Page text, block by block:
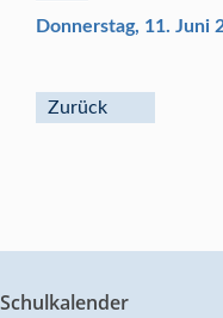
Donnerstag, 11. Juni
Zurück
Schulkalender